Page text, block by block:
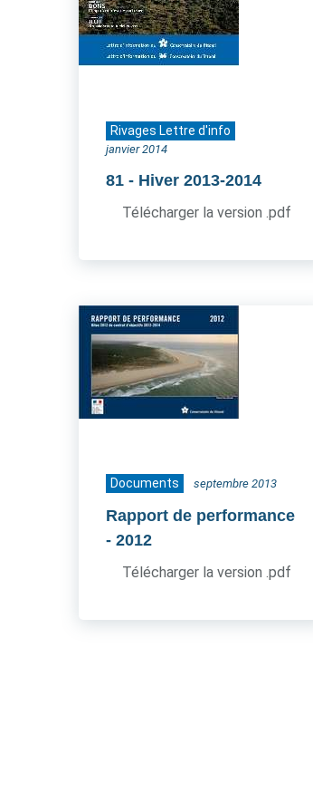
Rivages Lettre d'info
janvier 2014
81 - Hiver 2013-2014
Télécharger la version .pdf
Documents septembre 2013
Rapport de performance
- 2012
Télécharger la version .pdf